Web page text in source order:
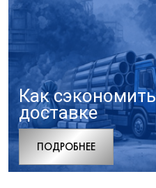
Как
доставке
ПОДРОБНЕЕ